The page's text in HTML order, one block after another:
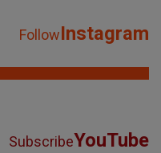
FollowInstagram
SubscribeYouTube